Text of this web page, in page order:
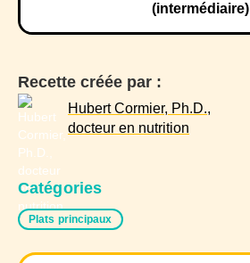
(intermédiaire)
Recette créée par :
Hubert Cormier, Ph.D.,
docteur en nutrition
Catégories
Plats principaux